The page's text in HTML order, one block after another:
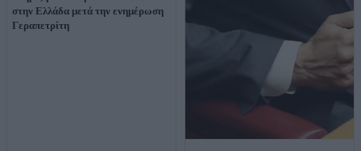
στην Ελλάδα μετά την ενημέρωση
Γεραπετρίτη